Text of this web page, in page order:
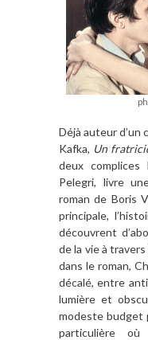
Déjà auteur d’un
Kafka, Un
deux complices
Pelegri, livre
roman de Boris
principale,
découvrent
de la vie à
dans le roman,
décalé, entre
lumière et
modeste budget
particulière où